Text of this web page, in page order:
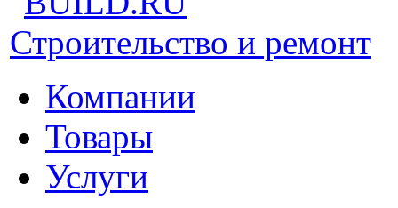
Строительство и ремонт
Компании
Товары
Услуги